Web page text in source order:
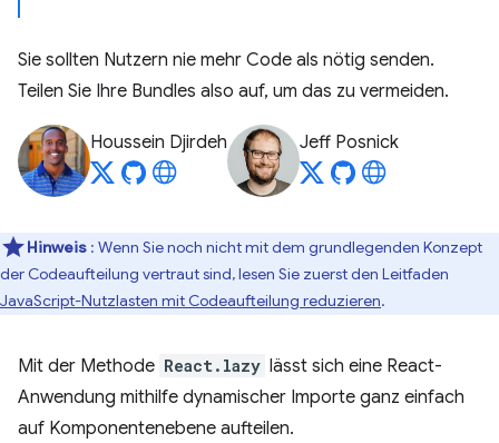
Sie sollten Nutzern nie mehr Code als nötig senden.
Teilen Sie Ihre Bundles also auf, um das zu vermeiden.
Houssein Djirdeh Jeff Posnick
Hinweis : Wenn Sie noch nicht mit dem grundlegenden Konzept
der Codeaufteilung vertraut sind, lesen Sie zuerst den Leitfaden
JavaScript-Nutzlasten mit Codeaufteilung reduzieren.
Mit der Methode React.lazy lässt sich eine React-
Anwendung mithilfe dynamischer Importe ganz einfach
auf Komponentenebene aufteilen.